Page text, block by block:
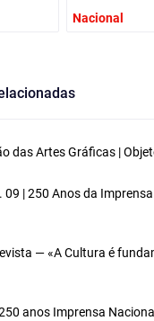
Nacional
das Artes Gráficas |
09 | 250 Anos da
— «A Cultura é
anos Imprensa